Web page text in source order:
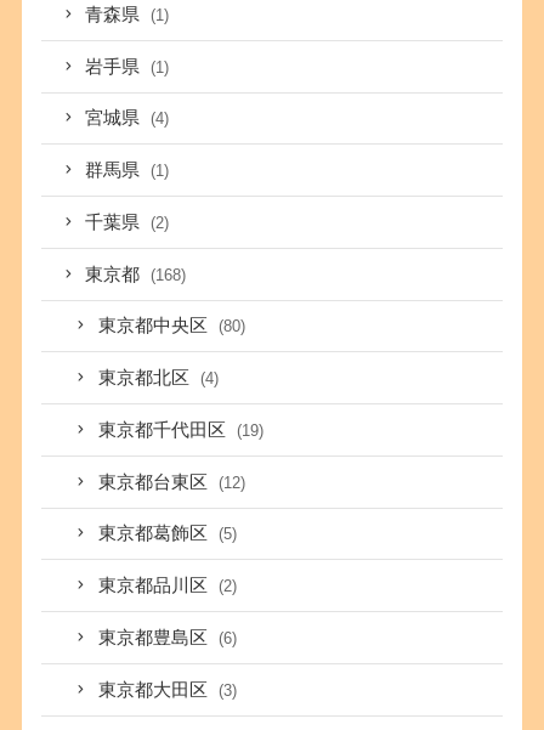
青森県 (1)
岩手県 (1)
宮城県 (4)
群馬県 (1)
千葉県 (2)
東京都 (168)
東京都中央区 (80)
東京都北区 (4)
東京都千代田区 (19)
東京都台東区 (12)
東京都葛飾区 (5)
東京都品川区 (2)
東京都豊島区 (6)
東京都大田区 (3)